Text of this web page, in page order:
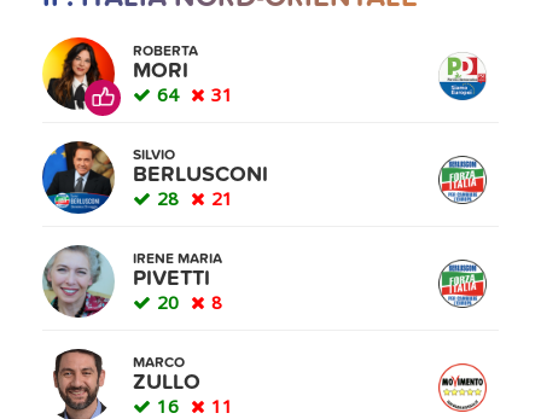
ROBERTA
MORI
64 31
SILVIO
BERLUSCONI
28 21
IRENE MARIA
PIVETTI
20 8
MARCO
ZULLO
16 11